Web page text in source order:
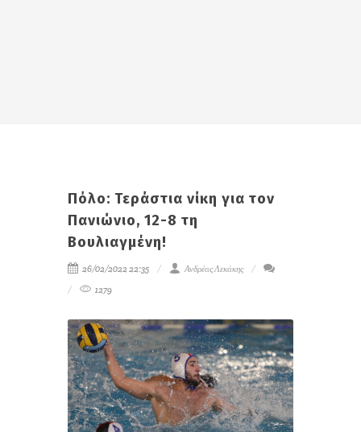
Πόλο: Τεράστια νίκη για τον
Πανιώνιο, 12-8 τη
Βουλιαγμένη!
26/02/2022 22:35
Ανδρέας Λεκάκης
1279